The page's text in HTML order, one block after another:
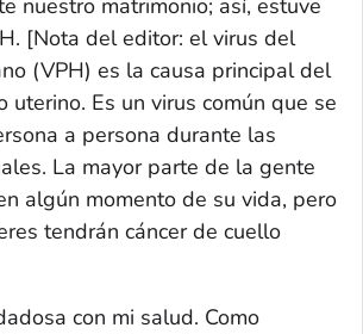
nuestro matrimonio; así, estuve
[Nota del editor: el virus del
(VPH) es la causa principal del
uterino. Es un virus común que se
a persona durante las
La mayor parte de la gente
algún momento de su vida, pero
tendrán cáncer de cuello
con mi salud. Como